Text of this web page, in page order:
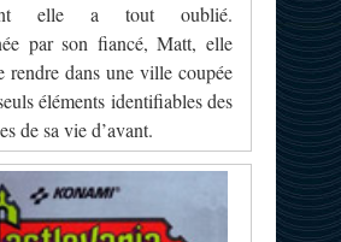
elle a tout oublié.
par son fiancé, Matt, elle
rendre dans une ville coupée
éléments identifiables des
de sa vie d’avant.